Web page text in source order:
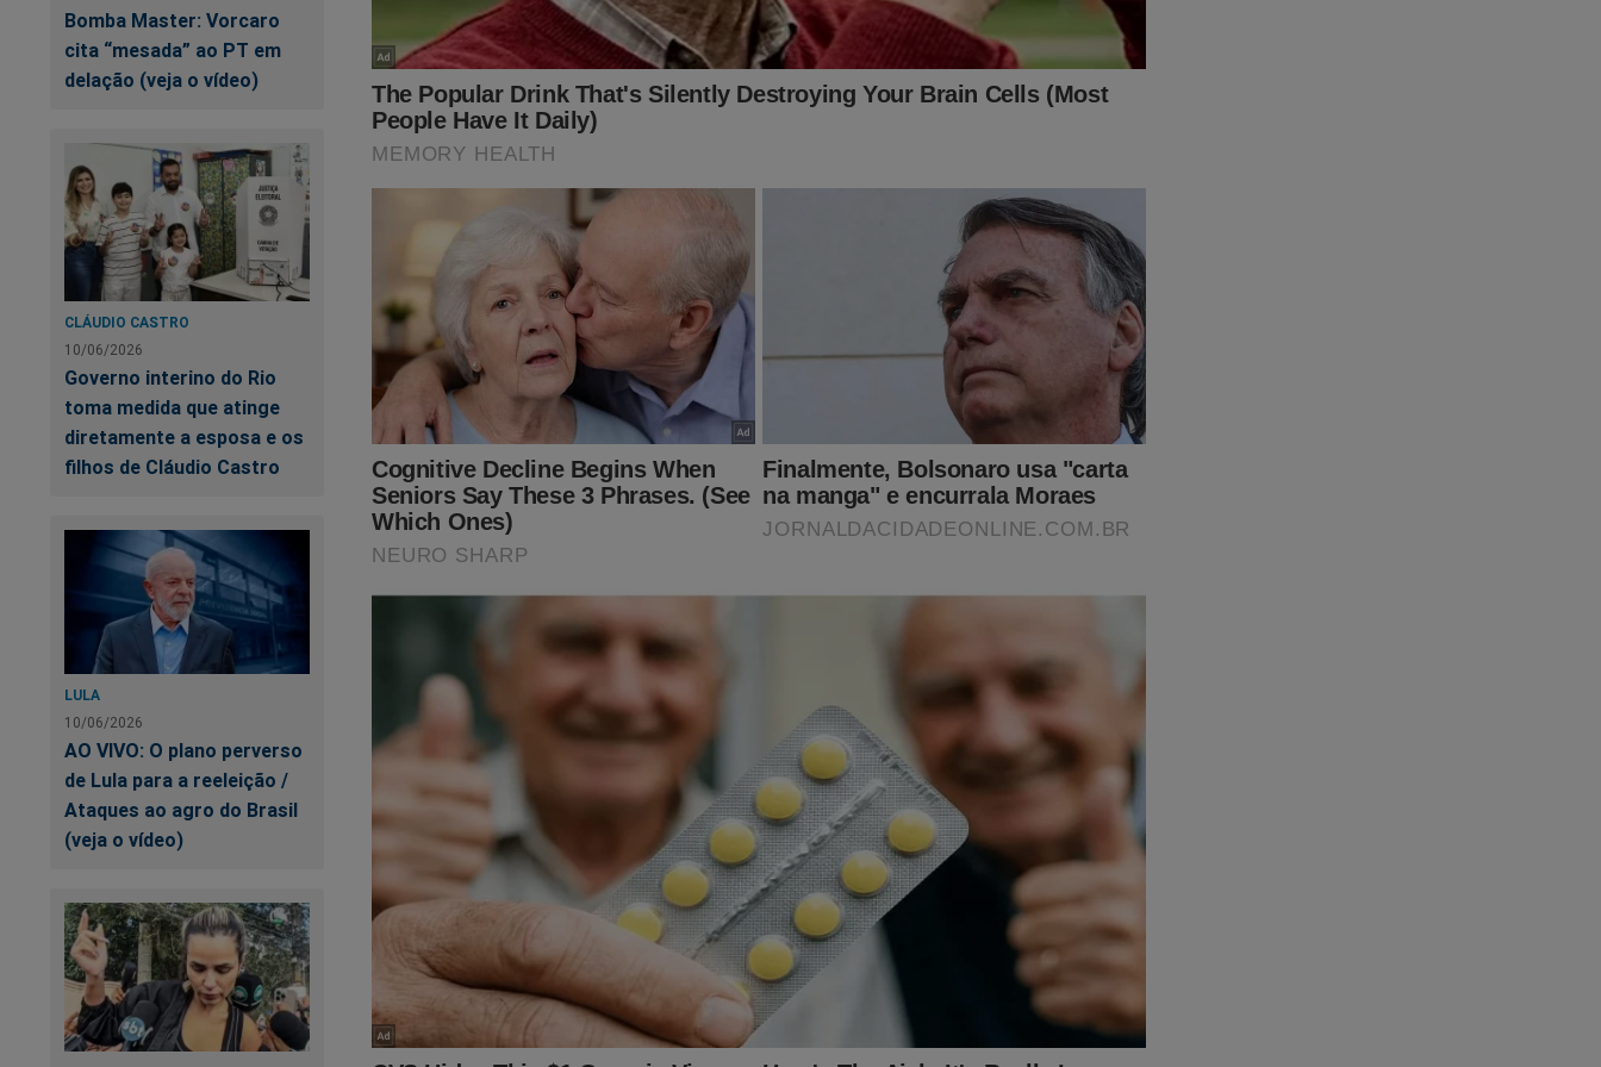
Bomba Master: Vorcaro
cita “mesada” ao PT em
delação (veja o vídeo)
CLÁUDIO CASTRO
10/06/2026
Governo interino do Rio
toma medida que atinge
diretamente a esposa e os
filhos de Cláudio Castro
LULA
10/06/2026
AO VIVO: O plano perverso
de Lula para a reeleição /
Ataques ao agro do Brasil
(veja o vídeo)
disponível no nosso parceiro Shopping Conservador: